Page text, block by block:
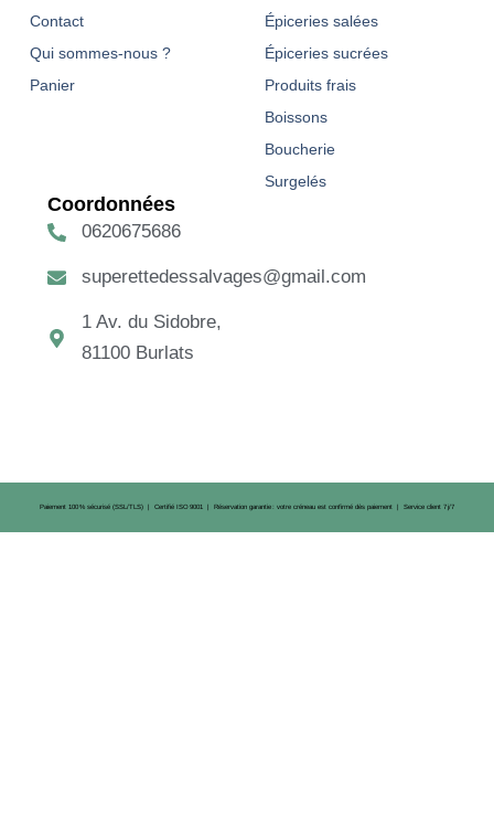
Contact
Qui sommes-nous ?
Panier
Épiceries salées
Épiceries sucrées
Produits frais
Boissons
Boucherie
Surgelés
Coordonnées
0620675686
superettedessalvages@gmail.com
1 Av. du Sidobre,
81100 Burlats
Paiement 100 % sécurisé (SSL/TLS) | Certifié ISO 9001 | Réservation garantie : votre créneau est confirmé dès paiement | Service client 7 j/7